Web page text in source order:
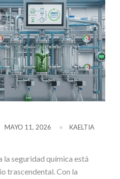
MAYO 11, 2026 KAELTIA
la seguridad química está
trascendental. Con la